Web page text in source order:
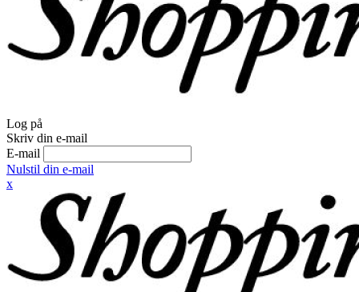
Log på
Skriv din e-mail
E-mail
Nulstil din e-mail
x